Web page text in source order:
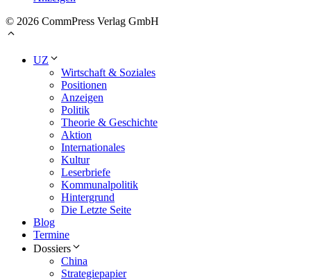
© 2026 CommPress Verlag GmbH
UZ
Wirtschaft & Soziales
Positionen
Anzeigen
Politik
Theorie & Geschichte
Aktion
Internationales
Kultur
Leserbriefe
Kommunalpolitik
Hintergrund
Die Letzte Seite
Blog
Termine
Dossiers
China
Strategiepapier